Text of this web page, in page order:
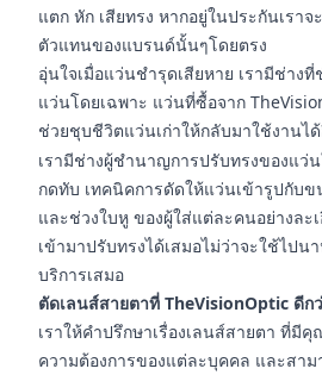
แตก หัก เสียทรง หากอยู่ในประกันเรา
ตัวแทนของแบรนด์นั้นๆโดยตรง
อุ่นใจเมื่อแว่นชำรุดเสียหาย เรามีช่าง
แว่นโดยเฉพาะ แว่นที่ซื้อจาก
ช่วยชุบชีวิตแว่นเก่าให้กลับมาใช้งานไ
เรามีช่างผู้ชำนาญการปรับทรงของแว่
กดทับ เทคนิคการดัดให้แว่นเข้ารูปกับ
และช่วงใบหู ของผู้ใส่แต่ละคนอย่างละ
เข้ามาปรับทรงได้เสมอไม่ว่าจะใช้ไปน
บริการเสมอ
ตัดเลนส์สายตาที่ TheVisionOptic ดีก
เราให้คำปรึกษาเรื่องเลนส์สายตา ที่มี
ความต้องการของแต่ละบุคคล และสา